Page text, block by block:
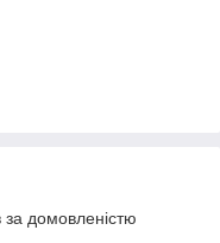
домовленістю